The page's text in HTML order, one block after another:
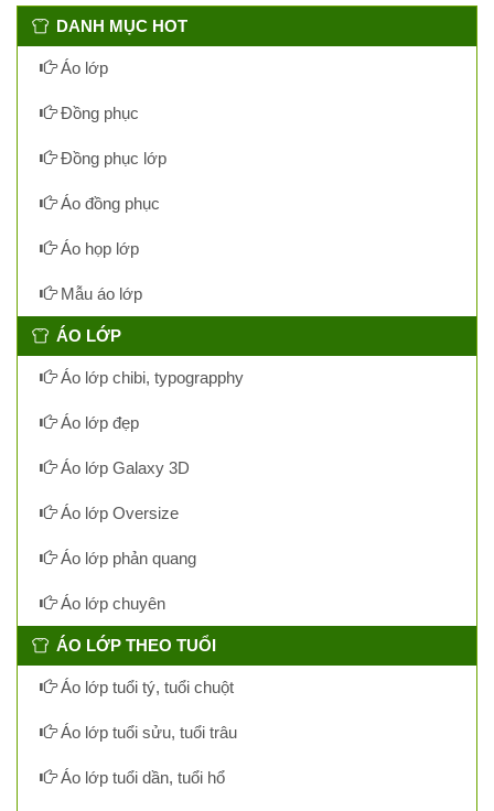
DANH MỤC HOT
Áo lớp
Đồng phục
Đồng phục lớp
Áo đồng phục
Áo họp lớp
Mẫu áo lớp
ÁO LỚP
Áo lớp chibi, typograpphy
Áo lớp đẹp
Áo lớp Galaxy 3D
Áo lớp Oversize
Áo lớp phản quang
Áo lớp chuyên
ÁO LỚP THEO TUỔI
Áo lớp tuổi tý, tuổi chuột
Áo lớp tuổi sửu, tuổi trâu
Áo lớp tuổi dần, tuổi hổ